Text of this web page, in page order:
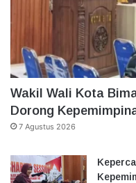
Wakil Wali Kota
Dorong
7 Agustus 2026